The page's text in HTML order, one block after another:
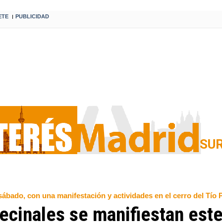
I PUBLICIDAD
con una manifestación y actividades en el cerro del Tío
se manifiestan